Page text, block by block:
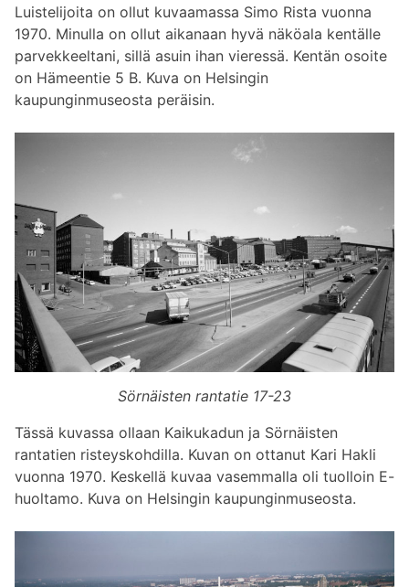
Luistelijoita on ollut kuvaamassa Simo Rista vuonna
1970. Minulla on ollut aikanaan hyvä näköala kentälle
parvekkeeltani, sillä asuin ihan vieressä. Kentän osoite
on Hämeentie 5 B. Kuva on Helsingin
kaupunginmuseosta peräisin.
Sörnäisten rantatie 17-23
Tässä kuvassa ollaan Kaikukadun ja Sörnäisten
rantatien risteyskohdilla. Kuvan on ottanut Kari Hakli
vuonna 1970. Keskellä kuvaa vasemmalla oli tuolloin E-
huoltamo. Kuva on Helsingin kaupunginmuseosta.